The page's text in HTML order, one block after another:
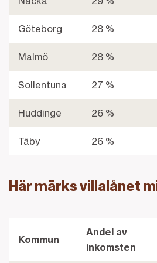
Göteborg 28 %
Malmö 28 %
Sollentuna 27 %
Huddinge 26 %
Täby 26 %
Här märks villalånet
Kommun
Andel av
inkomsten